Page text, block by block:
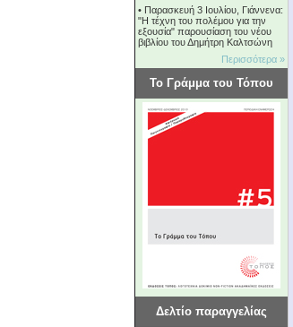
• Παρασκευή 3 Ιουλίου, Γιάννενα:
"Η τέχνη του πολέμου για την
εξουσία" παρουσίαση του νέου
βιβλίου του Δημήτρη Καλτσώνη
Περισσότερα »
Το Γράμμα του Τόπου
Δελτίο παραγγελίας